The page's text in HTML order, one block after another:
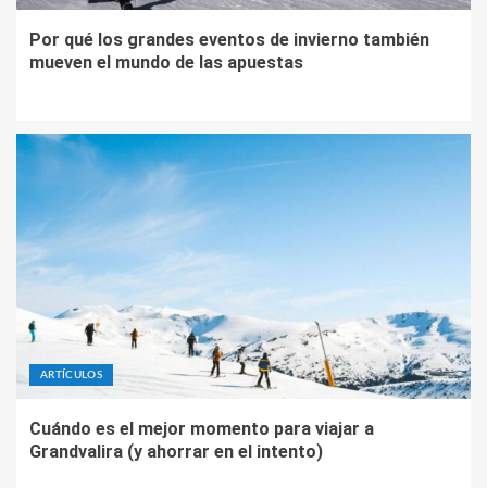
Por qué los grandes eventos de invierno también
mueven el mundo de las apuestas
ARTÍCULOS
Cuándo es el mejor momento para viajar a
Grandvalira (y ahorrar en el intento)